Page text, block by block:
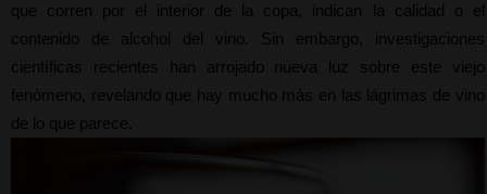
que corren por el interior de la copa, indican la calidad o el
contenido de alcohol del vino. Sin embargo, investigaciones
científicas recientes han arrojado nueva luz sobre este viejo
fenómeno, revelando que hay mucho más en las lágrimas de vino
de lo que parece.